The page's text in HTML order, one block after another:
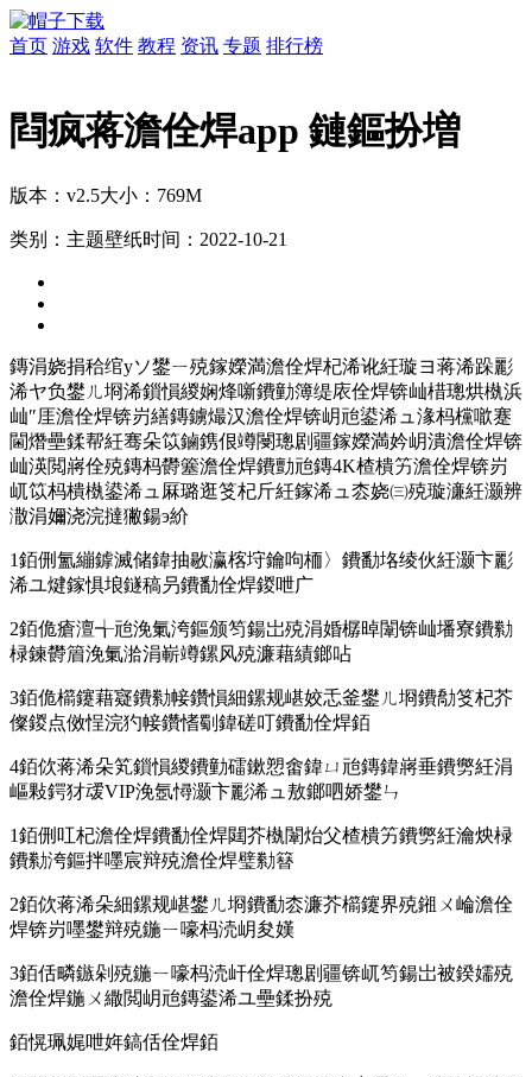
首页 游戏 软件 教程 资讯 专题 排行榜
閰疯蒋澹佺焊app 鏈鏂扮増
版本：v2.5大小：769M
类别：主题壁纸时间：2022-10-21
鏄涓娆捐秴绾уソ鐢ㄧ殑鎵嬫満澹佺焊杞浠讹紝璇ヨ蒋浠跺彲
浠ヤ负鐢ㄦ埛浠鎻愪緵娴烽噺鐨勭簿缇庡佺焊锛屾棤璁烘槸浜
屾″厓澹佺焊锛岃繕鏄鐪熶汉澹佺焊锛岄兘鍙浠ュ湪杩欓噷蹇
閫熸壘鍒帮紝骞朵笖鏀鎸佷竴閿璁剧疆鎵嬫満妗岄潰澹佺焊锛
屾渶閲嶈佺殑鏄杩欎簺澹佺焊鐨勯兘鏄4K楂樻竻澹佺焊锛岃
屼笖杩樻槸鍙浠ュ厤璐逛笅杞斤紝鎵浠ュ枩娆㈢殑璇濓紝灏辨
潵涓嬭浇浣撻獙鍚э紒
1銆侀氳繃鎼滅储鍏抽敭瀛楁垨鑰呴栭〉鐨勫垎绫伙紝灏卞彲
浠ユ煡鎵惧埌鐩稿叧鐨勫佺焊鍐呭广
2銆佹瘡澶╅兘浼氭洿鏂颁笉鍚岀殑涓婚樼晫闈锛屾墦寮鐨勬
椂鍊欎篃浼氭湁涓嶄竴鏍风殑濂藉績鎯呫
3銆佹櫤鑳藉寲鐨勬帹鑽愪細鏍规嵁姣忎釜鐢ㄦ埛鐨勪笅杞芥
儏鍐点傚悜浣犳帹鑽愭劅鍏磋叮鐨勫佺焊銆
4銆佽蒋浠朵笂鎻愪緵鐨勭礌鏉愬畬鍏ㄩ兘鏄鍏嶈垂鐨勶紝涓
嶇敤鍔犲叆VIP浼氬憳灏卞彲浠ュ敖鎯呬娇鐢ㄣ
1銆侀叿杞澹佺焊鐨勫佺焊閮芥槸闈炲父楂樻竻鐨勶紝瀹炴椂
鐨勬洿鏂拌嚜宸辩殑澹佺焊璧勬簮
2銆佽蒋浠朵細鏍规嵁鐢ㄦ埛鐨勫枩濂芥櫤鑳界殑鎺ㄨ崘澹佺
焊锛岃嚜鐢辩殑鍦ㄧ嚎杩涜岄夋嫨
3銆佸疄鏃剁殑鍦ㄧ嚎杩涜屽佺焊璁剧疆锛屼笉鍚岀被鍨嬬殑
澹佺焊鍦ㄨ繖閲岄兘鏄鍙浠ユ壘鍒扮殑
銆愰珮娓呭姩鎬佸佺焊銆